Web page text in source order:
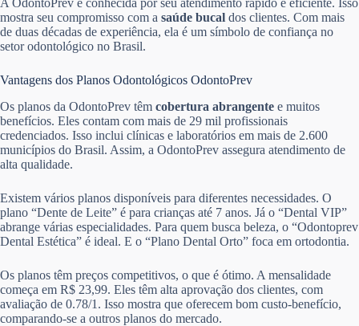
mostra seu compromisso com a saúde bucal dos clientes. Com mais
de duas décadas de experiência, ela é um símbolo de confiança no
setor odontológico no Brasil.
Vantagens dos Planos Odontológicos OdontoPrev
Os planos da OdontoPrev têm cobertura abrangente e muitos
benefícios. Eles contam com mais de 29 mil profissionais
credenciados. Isso inclui clínicas e laboratórios em mais de 2.600
municípios do Brasil. Assim, a OdontoPrev assegura atendimento de
alta qualidade.
Existem vários planos disponíveis para diferentes necessidades. O
plano “Dente de Leite” é para crianças até 7 anos. Já o “Dental VIP”
abrange várias especialidades. Para quem busca beleza, o “Odontoprev
Dental Estética” é ideal. E o “Plano Dental Orto” foca em ortodontia.
Os planos têm preços competitivos, o que é ótimo. A mensalidade
começa em R$ 23,99. Eles têm alta aprovação dos clientes, com
avaliação de 0.78/1. Isso mostra que oferecem bom custo-benefício,
comparando-se a outros planos do mercado.